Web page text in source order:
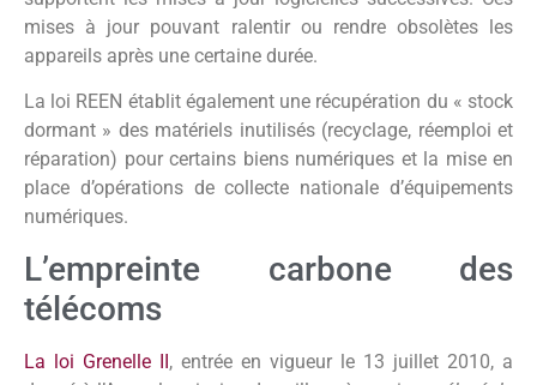
mises à jour pouvant ralentir ou rendre obsolètes les
appareils après une certaine durée.
La loi REEN établit également une récupération du « stock
dormant » des matériels inutilisés (recyclage, réemploi et
réparation) pour certains biens numériques et la mise en
place d’opérations de collecte nationale d’équipements
numériques.
L’empreinte carbone des
télécoms
La loi Grenelle II, entrée en vigueur le 13 juillet 2010, a